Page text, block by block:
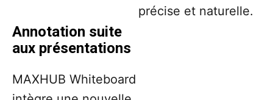
précise et naturelle.
Annotation suite
aux présentations
MAXHUB Whiteboard